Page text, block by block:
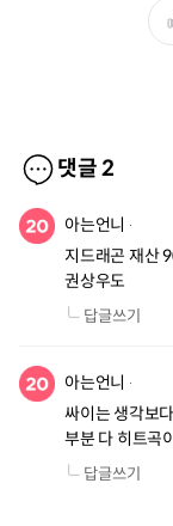
댓글2
아는언니
지드래곤 재산
권상우도
답글쓰기
아는언니
싸이는 생각보
부분 다 히트곡
답글쓰기